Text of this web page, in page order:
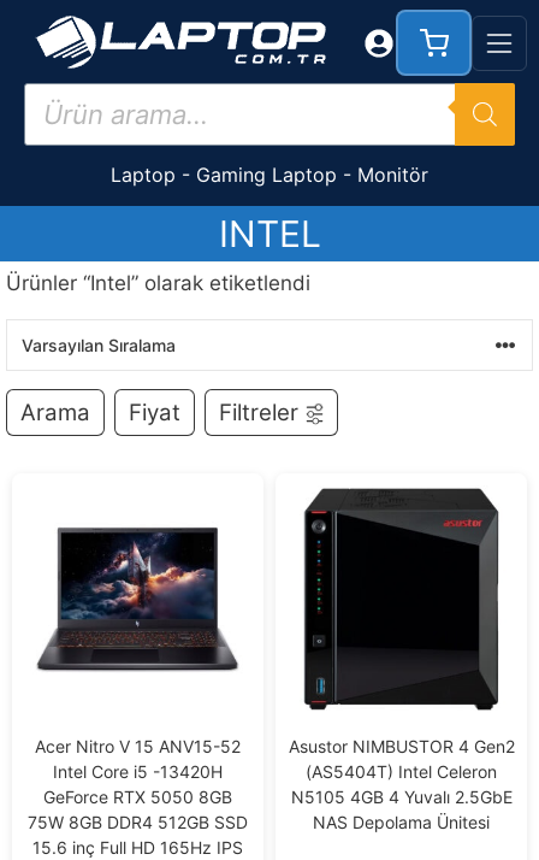
İçeriğe
Products
search
Laptop - Gaming Laptop - Monitör
INTEL
Ürünler “Intel” olarak etiketlendi
Arama Fiyat Filtreler
Acer Nitro V 15 ANV15-52
Intel Core i5 -13420H
GeForce RTX 5050 8GB
75W 8GB DDR4 512GB SSD
15.6 inç Full HD 165Hz IPS
Asustor NIMBUSTOR 4 Gen2
(AS5404T) Intel Celeron
N5105 4GB 4 Yuvalı 2.5GbE
NAS Depolama Ünitesi